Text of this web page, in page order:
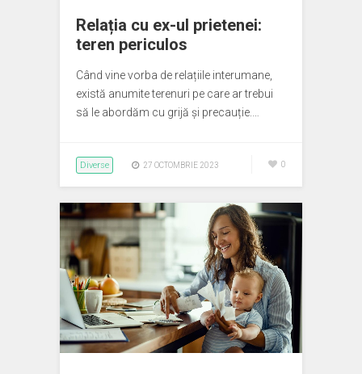
Relația cu ex-ul prietenei:
teren periculos
Când vine vorba de relațiile interumane,
există anumite terenuri pe care ar trebui
să le abordăm cu grijă și precauție.…
Diverse 27 OCTOMBRIE 2023 0